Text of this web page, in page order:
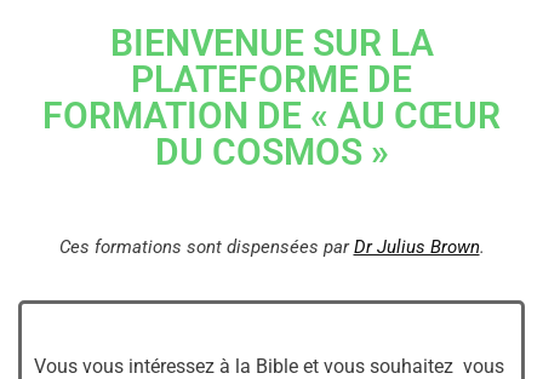
BIENVENUE SUR LA
PLATEFORME DE
FORMATION DE « AU CŒUR
DU COSMOS »
Ces formations sont dispensées parDr Julius Brown.
Vous vous intéressez à la Bible et vous souhaitez vous